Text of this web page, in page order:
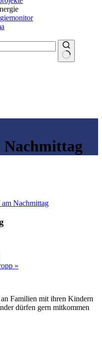
Nachmittag
»
Familien mit ihren Kindern
dürfen gern mitkommen